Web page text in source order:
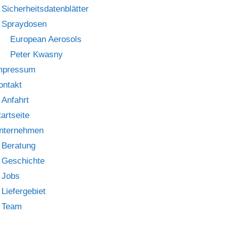
Sicherheitsdatenblätter
Spraydosen
European Aerosols
Peter Kwasny
Anfahrt
Beratung
Geschichte
Jobs
Liefergebiet
Team